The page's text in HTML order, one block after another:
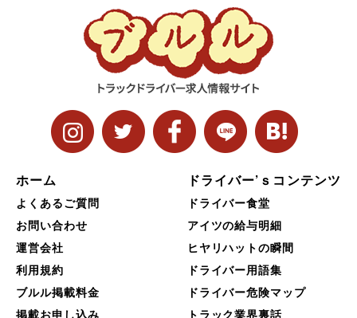
ホーム
よくあるご質問
お問い合わせ
運営会社
利用規約
ブルル掲載料金
掲載お申し込み
ドライバー’ｓコンテンツ
ドライバー食堂
アイツの給与明細
ヒヤリハットの瞬間
ドライバー用語集
ドライバー危険マップ
トラック業界裏話